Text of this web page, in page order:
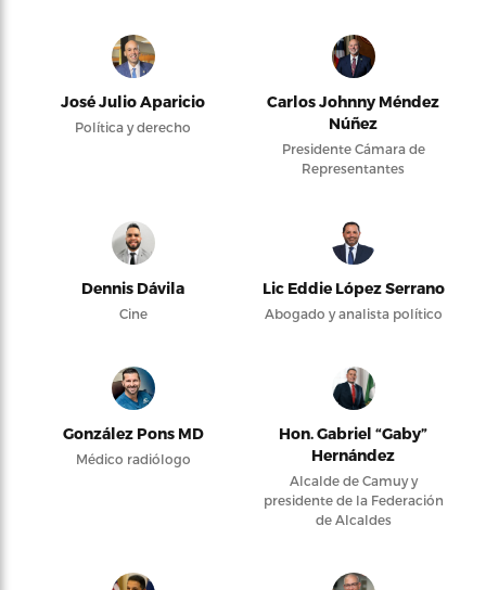
José Julio Aparicio
Política y derecho
Carlos Johnny Méndez
Núñez
Presidente Cámara de
Representantes
Dennis Dávila
Cine
Lic Eddie López Serrano
Abogado y analista político
González Pons MD
Médico radiólogo
Hon. Gabriel “Gaby”
Hernández
Alcalde de Camuy y
presidente de la Federación
de Alcaldes